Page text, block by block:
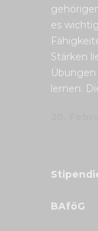
es
Stärken
lernen.
BAföG